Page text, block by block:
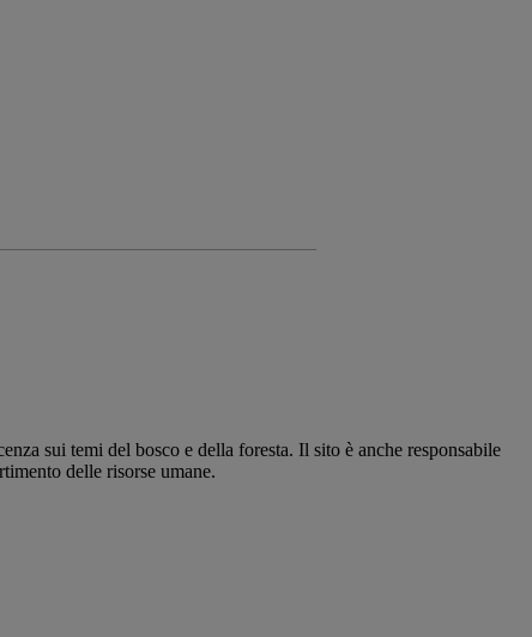
sui temi del bosco e della foresta. Il sito è anche responsabile
delle risorse umane.